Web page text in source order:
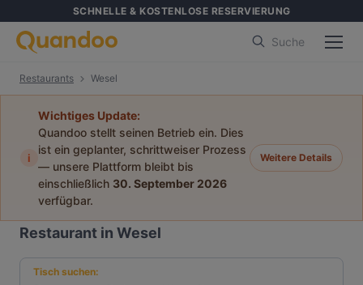
SCHNELLE & KOSTENLOSE RESERVIERUNG
Suche
Restaurants Wesel
i
Wichtiges Update:
Quandoo stellt seinen Betrieb ein. Dies
ist ein geplanter, schrittweiser Prozess
— unsere Plattform bleibt bis
einschließlich 30. September 2026
verfügbar.
Weitere Details
Restaurant in Wesel
Tisch suchen: